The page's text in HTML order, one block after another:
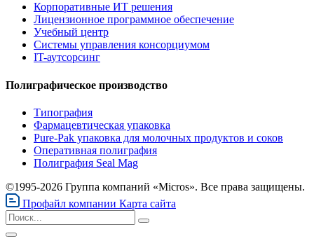
Корпоративные ИТ решения
Лицензионное программное обеспечение
Учебный центр
Системы управления консорциумом
IT-аутсорсинг
Полиграфическое производство
Типография
Фармацевтическая упаковка
Pure-Pak упаковка для молочных продуктов и соков
Оперативная полиграфия
Полиграфия Seal Mag
©1995-2026 Группа компаний «Micros». Все права защищены.
Профайл компании Карта сайта